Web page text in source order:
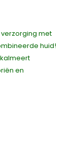
met
huid!
en